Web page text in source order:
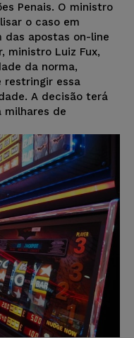
Penais. O ministro
o caso em
apostas on-line
ministro Luiz Fux,
da norma,
restringir essa
A decisão terá
milhares de